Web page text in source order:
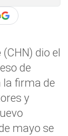
(CHN) dio el
de
firma de
y
mayo se